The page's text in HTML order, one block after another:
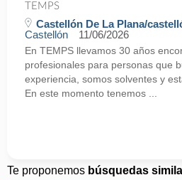
TEMPS
Castellón De La Plana/
Castellón
11/06/2026
En TEMPS llevamos 30 años
profesionales para personas que
experiencia, somos solventes y
En este momento tenemos ...
Te proponemos búsquedas